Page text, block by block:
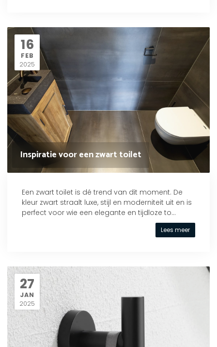
16
FEB
2025
Inspiratie voor een zwart toilet
Een zwart toilet is dé trend van dit moment. De
kleur zwart straalt luxe, stijl en moderniteit uit en is
perfect voor wie een elegante en tijdloze to...
Lees meer
27
JAN
2025